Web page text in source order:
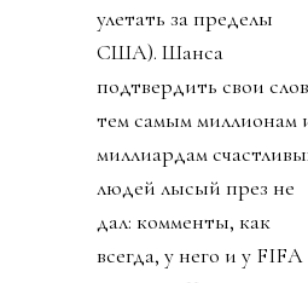
и визы, и доброе
отношение (напомню,
специалистам Ирана и
других сборных
отказали во въезде, а
футболистов Ирана
заставляли после по
окончании матчей